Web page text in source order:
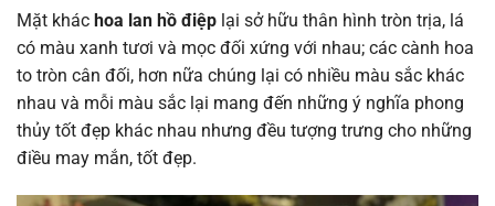
Mặt khác hoa lan hồ điệp lại sở hữu thân hình tròn trịa, lá
có màu xanh tươi và mọc đối xứng với nhau; các cành hoa
to tròn cân đối, hơn nữa chúng lại có nhiều màu sắc khác
nhau và mỗi màu sắc lại mang đến những ý nghĩa phong
thủy tốt đẹp khác nhau nhưng đều tượng trưng cho những
điều may mắn, tốt đẹp.